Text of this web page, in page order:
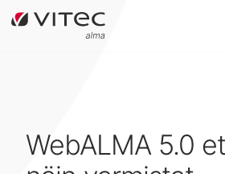
WebALMA 5.0